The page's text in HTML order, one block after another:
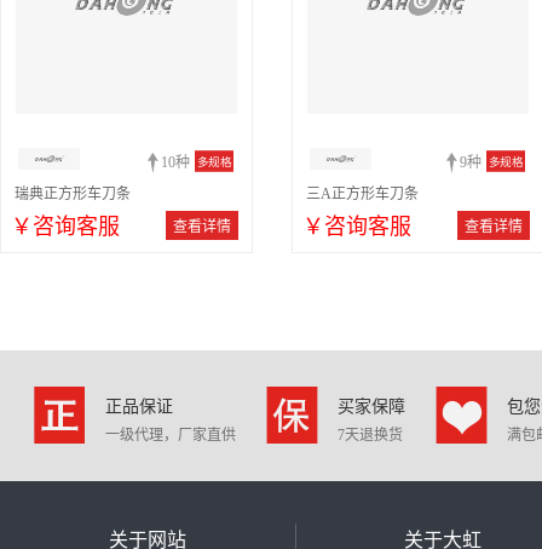
10种 多规格
瑞典正方形车刀条
￥咨询客服 查看详情
9种 多规格
三A正方形车刀条
￥咨询客服 查看详情
正品保证
一级代理，厂家直供
买家保障
7天退换货
包
满包
关于网站 关于大虹